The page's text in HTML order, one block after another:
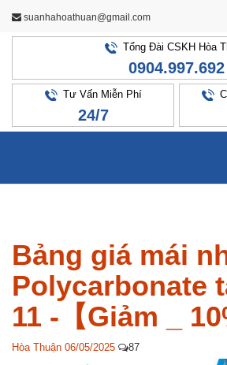
suanhahoathuan@gmail.com
Tổng Đài CSKH Hòa
0904.997.692
Tư Vấn Miễn Phí
24/7
Bảng giá mái
Polycarbonate
11 -【Giảm _
Hòa Thuận 06/05/2025 87